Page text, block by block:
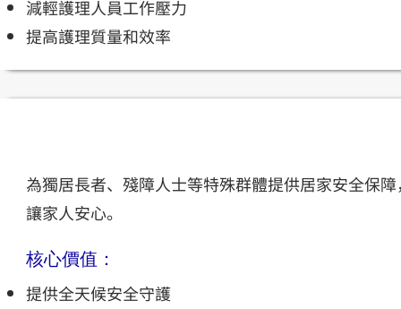
減輕護理人員工作壓力
提高護理質量和效率
為獨居長者、殘障人士等特殊群體提供居家安全保障
讓家人安心。
核心價值：
提供全天候安全守護